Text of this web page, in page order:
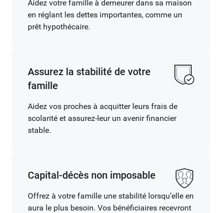
Aidez votre famille à demeurer dans sa maison
en réglant les dettes importantes, comme un
prêt hypothécaire.
Assurez la stabilité de votre
famille
Aidez vos proches à acquitter leurs frais de
scolarité et assurez-leur un avenir financier
stable.
Capital-décès non imposable
Offrez à votre famille une stabilité lorsqu’elle en
aura le plus besoin. Vos bénéficiaires recevront